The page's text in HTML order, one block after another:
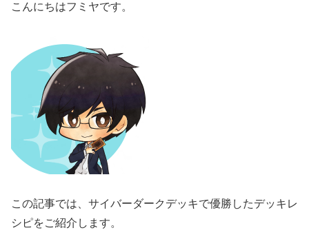
こんにちはフミヤです。
この記事では、サイバーダークデッキで優勝したデッキレ
シピをご紹介します。